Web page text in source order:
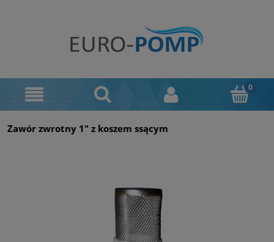
Zawór zwrotny 1" z koszem ssącym